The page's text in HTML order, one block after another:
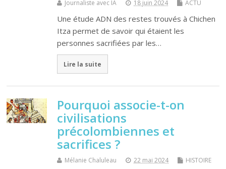
Journaliste avec IA 18 juin 2024 ACTU
Une étude ADN des restes trouvés à Chichen
Itza permet de savoir qui étaient les
personnes sacrifiées par les…
Lire la suite
Pourquoi associe-t-on
civilisations
précolombiennes et
sacrifices ?
Mélanie Chaluleau 22 mai 2024 HISTOIRE